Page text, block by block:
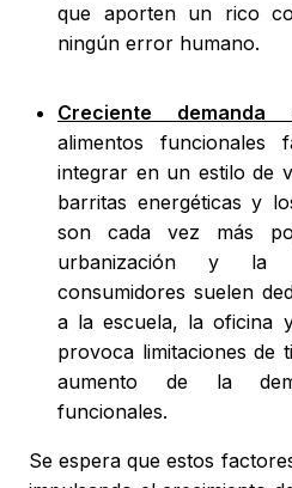
que aporten un rico
ningún error humano.
Creciente demanda
alimentos funcionales
integrar en un estilo de
barritas energéticas y
son cada vez más
urbanización y la
consumidores suelen
a la escuela, la oficina
provoca limitaciones de
aumento de la
funcionales.
Se espera que estos